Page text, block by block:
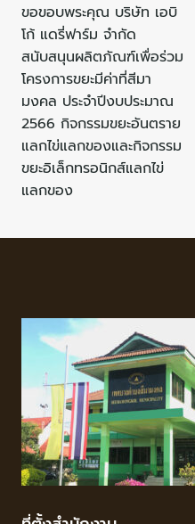
ขอขอบพระคุณ บริษัท เอบิ
โก้ แดรี่ฟาร์ม จำกัด
สนับสนุนผลิตภัณฑ์เพื่อร่วม
โครงการขยะมีค่าที่สีมา
มงคล ประจำปีงบประมาณ
2566 กิจกรรมขยะอันตราย
แลกไข่แลกของและกิจกรรม
ขยะอิเล็กทรอนิกส์แลกไข่
แลกของ